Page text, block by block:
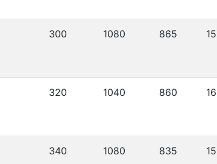
300 1080 865
320 1040 860
340 1080 835